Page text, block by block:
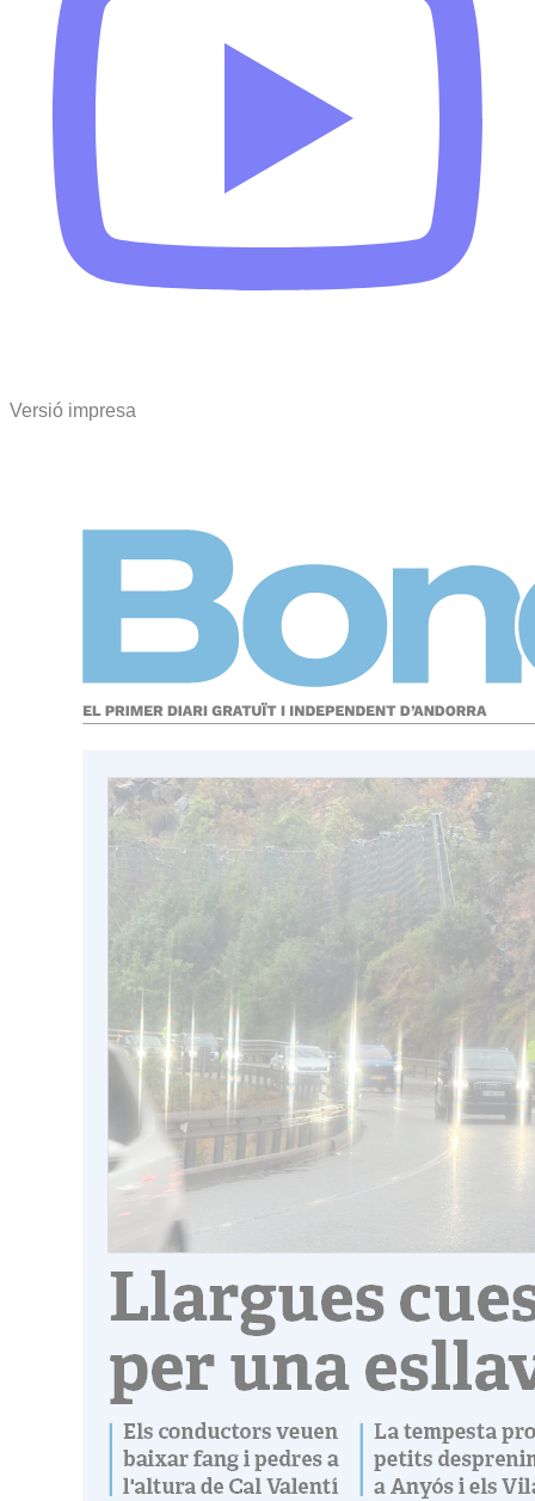
Versió impresa